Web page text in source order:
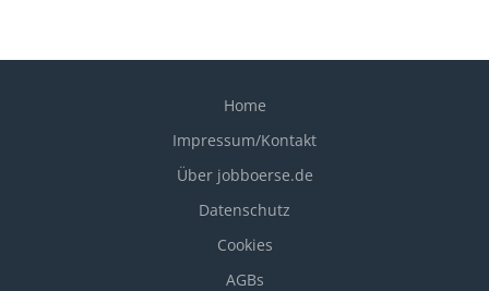
Home
Impressum/Kontakt
Über jobboerse.de
Datenschutz
Cookies
AGBs